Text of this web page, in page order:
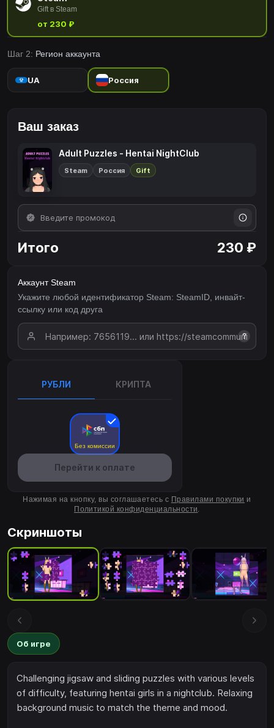
Gift в Steam
от 230 ₽
Шаг 2: Регион аккаунта
UA Россия
Ваш заказ
Adult Puzzles - Hentai NightClub
Steam Россия Gift
Итого 230 ₽
Аккаунт Steam
Укажите любой идентификатор Steam: SteamID, инвайт-
ссылку или код друга
?
РУБЛИ КРИПТА
Без комиссии
Перейти к оплате
Нажимая на кнопку, вы соглашаетесь с Правилами покупки и
Политикой конфиденциальности.
Скриншоты
Об игре
Challenging jigsaw and sliding puzzles with various levels
of difficulty, featuring hentai girls in a nightclub. Relaxing
background music to match the theme and mood.